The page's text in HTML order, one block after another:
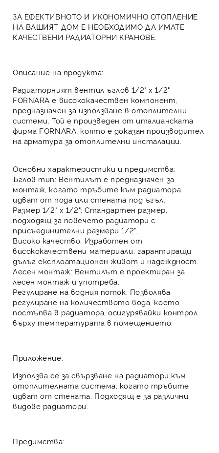
ЗА ЕФЕКТИВНОТО И ИКОНОМИЧНО ОТОПЛЕНИЕ
НА ВАШИЯТ ДОМ Е НЕОБХОДИМО ДА ИМАТЕ
КАЧЕСТВЕНИ РАДИАТОРНИ КРАНОВЕ
Описание на продукта:
Радиаторният вентил ъглов 1/2" x 1/2"
FORNARA е висококачествен компонент,
предназначен за използване в отоплителни
системи. Той е произведен от италианската
фирма FORNARA, която е доказан производител
на арматура за отоплителни инсталации.
Основни характеристики и предимства:
Ъглов тип: Вентилът е предназначен за
монтаж, когато тръбите към радиатора
идват от пода или стената под ъгъл.
Размер 1/2" x 1/2": Стандартен размер,
подходящ за повечето радиатори с
присъединителни размери 1/2".
Високо качество: Изработен от
висококачествени материали, гарантиращи
дълъг експлоатационен живот и надеждност.
Лесен монтаж: Вентилът е проектиран за
лесен монтаж и употреба.
Регулиране на водния поток: Позволява
регулиране на количеството вода, което
постъпва в радиатора, осигурявайки контрол
върху температурата в помещението.
Приложение:
Използва се за свързване на радиатори към
отоплителната система, когато тръбите
идват от стената. Подходящ е за различни
видове радиатори.
Предимства: